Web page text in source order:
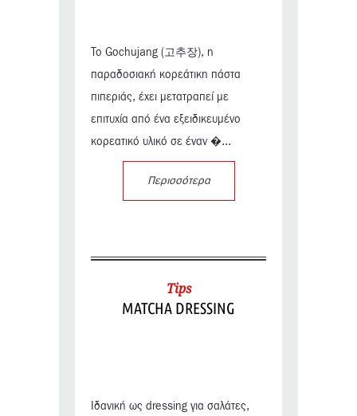
Το Gochujang (고추장), η
παραδοσιακή κορεάτικη πάστα
πιπεριάς, έχει μετατραπεί με
επιτυχία από ένα εξειδικευμένο
κορεατικό υλικό σε έναν �...
Περισσότερα
Tips
MATCHA DRESSING
Ιδανική ως dressing για σαλάτες,